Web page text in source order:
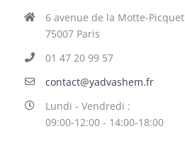
6 avenue de la Motte-Picquet
75007 Paris
01 47 20 99 57
contact@yadvashem.fr
Lundi - Vendredi :
09:00-12:00 - 14:00-18:00